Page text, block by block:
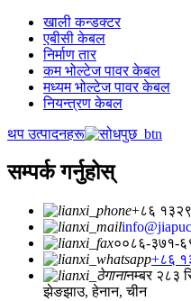
खाली कन्डक्टर
एबीसी केबल
निर्माण तार
कम भोल्टेज पावर केबल
मध्यम भोल्टेज पावर केबल
नियन्त्रण केबल
थप उत्पादनहरू
सम्पर्क गर्नुहोस्
+८६
००८६-३७१-
+८६
नम्बर २८३
झेङझाउ, हेनान, चीन